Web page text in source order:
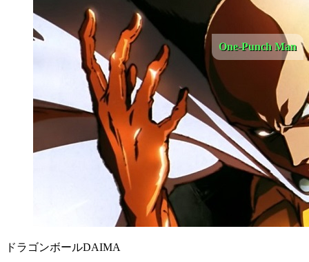
One-Punch Man
ドラゴンボールDAIMA